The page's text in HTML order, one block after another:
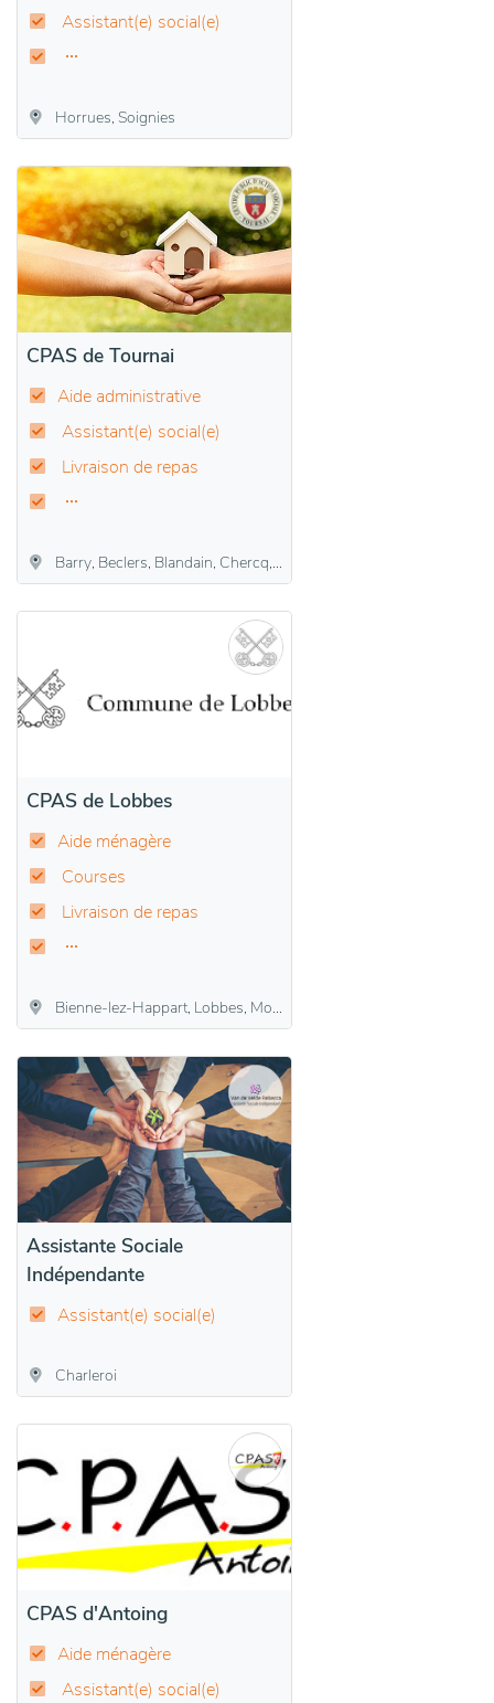
Assistant(e) social(e)
Horrues, Soignies
CPAS de Tournai
Aide administrative
Assistant(e) social(e)
Livraison de repas
Barry, Beclers, Blandain, Chercq, Ere, Esplechin, Froidmont, Froyennes, Gaurain-Ramecroix, Havinnes, Hertain, Kain, La Glanerie, Lamain, Marquain, Maulde, Melles, Mont-Saint-Aubert, Mourcourt, Orcq, Quartes, Ramegnies-Chin, Rumes, Rumillies, Saint-Maur, Taintignies, Templeuve, Thimougies, Tournai, Vaulx, Vezon, Warchin, Willemeau
CPAS de Lobbes
Aide ménagère
Courses
Livraison de repas
Bienne-lez-Happart, Lobbes, Mont-Sainte-Geneviève, Sars-la-Buissière
Assistante Sociale
Indépendante
Assistant(e) social(e)
Charleroi
CPAS d'Antoing
Aide ménagère
Assistant(e) social(e)